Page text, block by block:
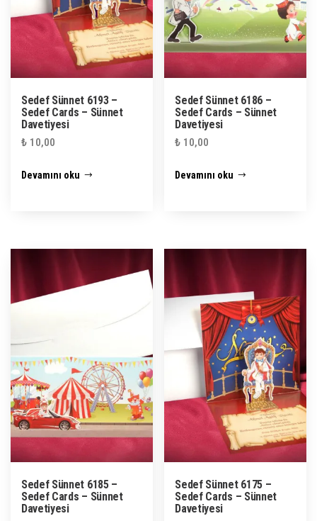
Sedef Sünnet 6193 –
Sedef Cards – Sünnet
Davetiyesi
₺ 10,00
Devamını oku
Sedef Sünnet 6186 –
Sedef Cards – Sünnet
Davetiyesi
₺ 10,00
Devamını oku
Sedef Sünnet 6185 –
Sedef Cards – Sünnet
Davetiyesi
Sedef Sünnet 6175 –
Sedef Cards – Sünnet
Davetiyesi